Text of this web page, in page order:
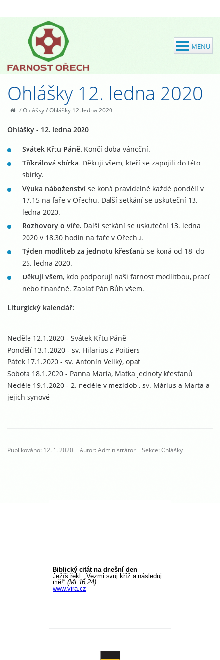
Ohlášky 12. ledna 2020
/Ohlášky/Ohlášky 12. ledna 2020
Ohlášky - 12. ledna 2020
Svátek Křtu Páně. Končí doba vánoční.
Tříkrálová sbírka. Děkuji všem, kteří se zapojili do této
sbírky.
Výuka náboženstvíse koná pravidelně každé pondělí v
17.15 na faře v Ořechu. Další setkání se uskuteční 13.
ledna 2020.
Rozhovory o víře. Další setkání se uskuteční 13. ledna
2020 v 18.30 hodin na faře v Ořechu.
Týden modliteb za jednotu křesťanů se koná od 18. do
25. ledna 2020.
Děkuji všem, kdo podporují naši farnost modlitbou, prací
nebo finančně. Zaplať Pán Bůh všem.
Liturgický kalendář:
Neděle 12.1.2020 - Svátek Křtu Páně
Pondělí 13.1.2020 - sv. Hilarius z Poitiers
Pátek 17.1.2020 - sv. Antonín Veliký, opat
Sobota 18.1.2020 - Panna Maria, Matka jednoty křesťanů
Neděle 19.1.2020 - 2. neděle v mezidobí, sv. Márius a Marta a
jejich synové
Publikováno: 12. 1. 2020 Autor:Administrátor Sekce:Ohlášky